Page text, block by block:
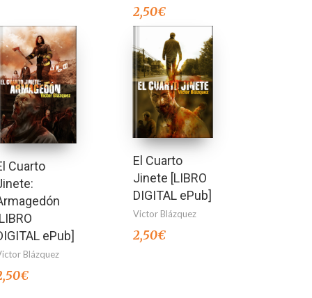
2,50€
Cuarto
ePub]
Blázquez
€
El Cuarto
Jinete [LIBRO
DIGITAL ePub]
Victor Blázquez
2,50€